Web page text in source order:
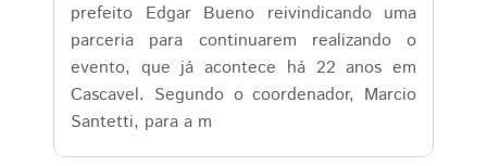
prefeito Edgar Bueno reivindicando uma
parceria para continuarem realizando o
evento, que já acontece há 22 anos em
Cascavel. Segundo o coordenador, Marcio
Santetti, para a m